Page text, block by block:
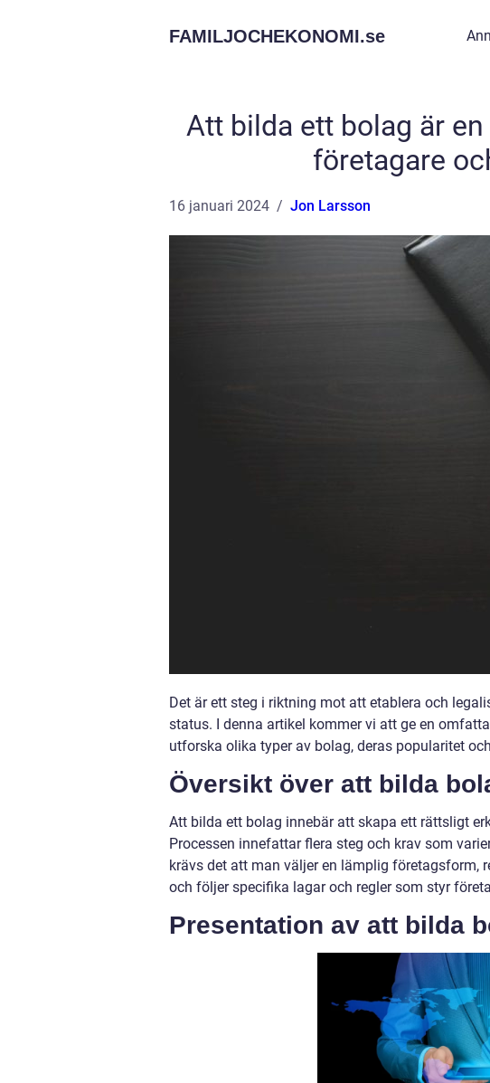
FAMILJOCHEKONOMI.se
Att bilda ett bolag är
företagare
16 januari 2024 Jon Larsson
Det är ett steg i riktning mot att etablera och
status. I denna artikel kommer vi att ge en
utforska olika typer av bolag, deras popularitet
Översikt över att bilda
Att bilda ett bolag innebär att skapa ett rättsligt
Processen innefattar flera steg och krav som
krävs det att man väljer en lämplig företagsform,
och följer specifika lagar och regler som styr
Presentation av att bilda